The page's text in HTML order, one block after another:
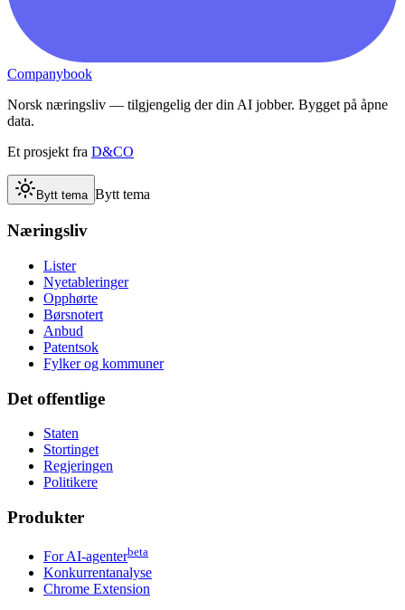
Companybook
Norsk næringsliv — tilgjengelig der din AI jobber. Bygget på åpne
data.
Et prosjekt fra D&CO
Bytt tema Bytt tema
Næringsliv
Lister
Nyetableringer
Opphørte
Børsnotert
Anbud
Patentsok
Fylker og kommuner
Det offentlige
Staten
Stortinget
Regjeringen
Politikere
Produkter
For AI-agenterbeta
Konkurrentanalyse
Chrome Extension